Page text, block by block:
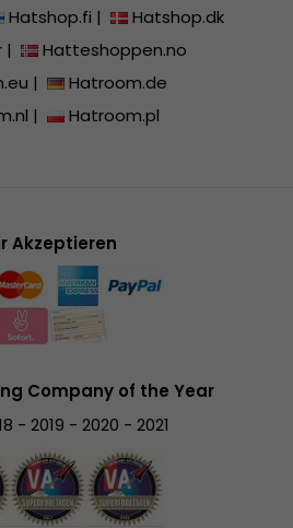
Hatshop.fi |
Hatshop.dk
|
Hatteshoppen.no
|
Hatroom.de
| Hatroom.pl
Akzeptieren
Company of the Year
- 2019 - 2020 - 2021